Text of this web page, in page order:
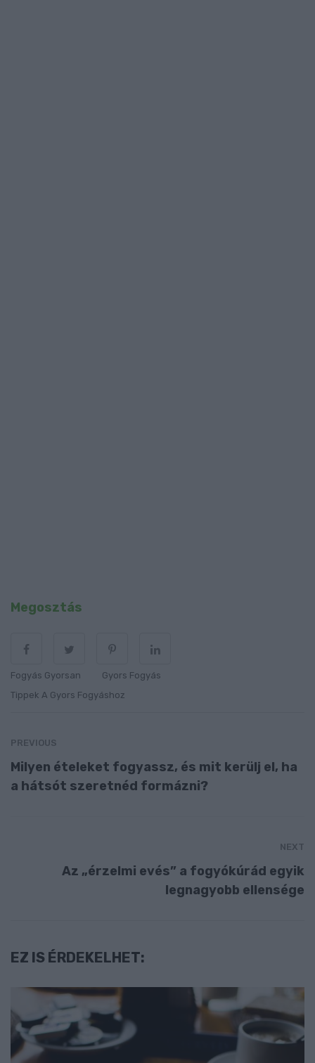
Megosztás
Fogyás Gyorsan
Gyors Fogyás
Tippek A Gyors Fogyáshoz
PREVIOUS
Milyen ételeket fogyassz, és mit kerülj el, ha
a hátsót szeretnéd formázni?
NEXT
Az „érzelmi evés” a fogyókúrád egyik
legnagyobb ellensége
EZ IS ÉRDEKELHET: